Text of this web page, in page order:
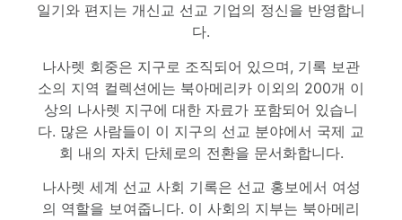
일기와 편지는 개신교 선교 기업의 정신을 반영합니
다.
나사렛 회중은 지구로 조직되어 있으며, 기록 보관
소의 지역 컬렉션에는 북아메리카 이외의 200개 이
상의 나사렛 지구에 대한 자료가 포함되어 있습니
다. 많은 사람들이 이 지구의 선교 분야에서 국제 교
회 내의 자치 단체로의 전환을 문서화합니다.
나사렛 세계 선교 사회 기록은 선교 홍보에서 여성
의 역할을 보여줍니다. 이 사회의 지부는 북아메리